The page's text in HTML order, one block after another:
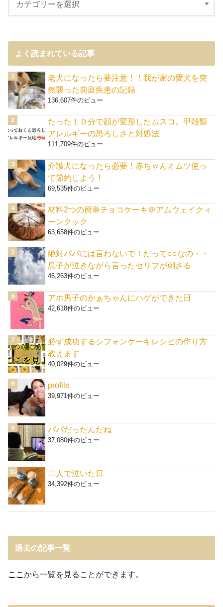
よく読まれている記事
老犬になったら要注意！！我が家の愛犬を突
然襲った前庭疾患の記録
136,607件のビュー
たった１０分で顔が変形したムスコ。甲殻類
アレルギーの恐ろしさと対処法
111,709件のビュー
介護犬になったら必要！赤ちゃんオムツ使っ
て節約しよう！
69,535件のビュー
材料2つの簡単チョコケーキ＠アムウェイクィ
ーンクック
63,658件のビュー
絶対パパには言わないで！だって○○なの・・
息子が泣きながら言ったセリフが刺さる
46,263件のビュー
アホ男子のかぁちゃんにハゲができた日
42,618件のビュー
必ず成功するシフォンケーキレシピの作り方
教えます
40,029件のビュー
profile
39,971件のビュー
パパだったんだね
37,080件のビュー
二人で泣いた日
34,392件のビュー
過去の記事一覧
ここから一覧を見ることができます。